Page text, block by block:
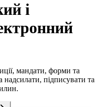
і
мандати, форми та
надсилати, підписувати та